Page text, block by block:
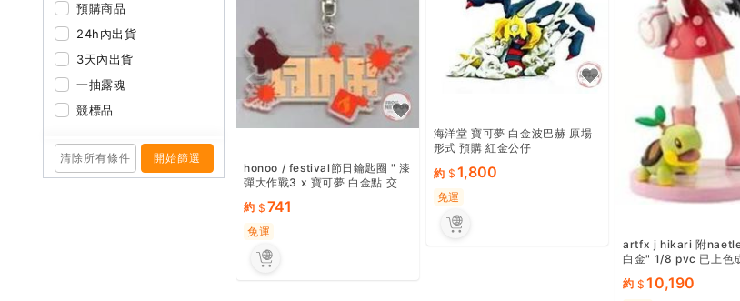
預購商品
24h內出貨
3天內出貨
一抽露魂
競標品
清除所有條件 開始篩選
honoo / festival節日鑰匙圈 " 漆
彈大作戰3 x 寶可夢 白金點 交
約 741
免運
海洋堂 寶可夢 白金波巴赫 原場
形式 預購 紅金公仔
約
1,800
免運
artfx j hikari 附
白金" 1/8 pvc 已上色
約
10,190